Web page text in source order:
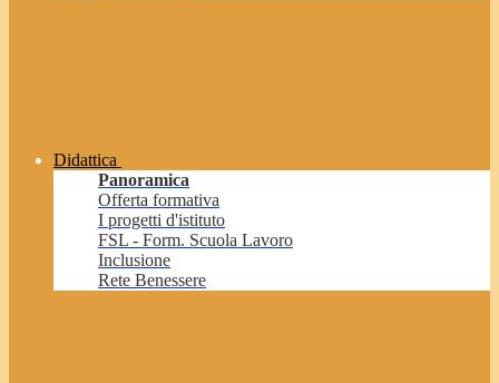
Didattica
Panoramica
Offerta formativa
I progetti d'istituto
FSL - Form. Scuola Lavoro
Inclusione
Rete Benessere